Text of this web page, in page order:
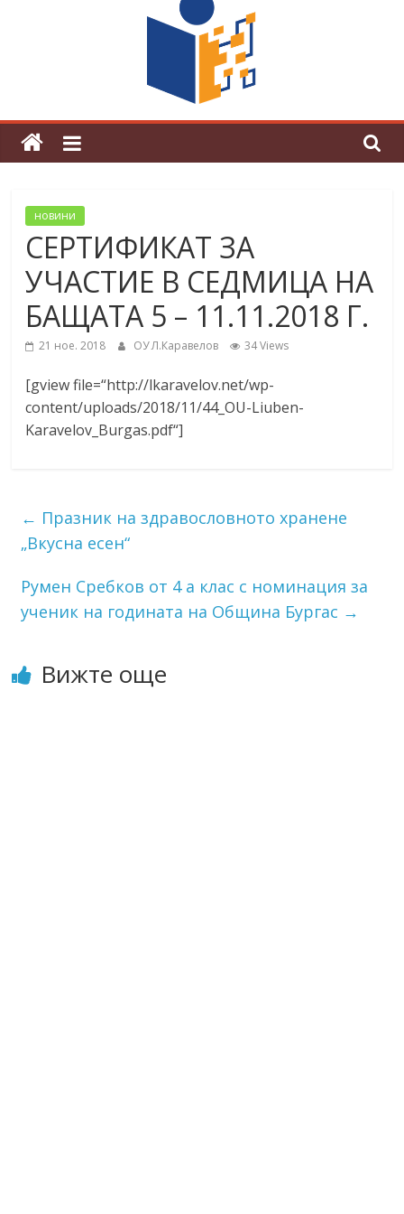
поредна награда от конкурс на
център за развитие на човешките
ресурси (ЦРЧР)
новини
СЕРТИФИКАТ ЗА
УЧАСТИЕ В СЕДМИЦА НА
БАЩАТА 5 – 11.11.2018 Г.
21 ное. 2018 ОУ Л.Каравелов 34 Views
[gview file=“http://lkaravelov.net/wp-
content/uploads/2018/11/44_OU-Liuben-
Karavelov_Burgas.pdf“]
← Празник на здравословното хранене
„Вкусна есен“
Румен Сребков от 4 а клас с номинация за
ученик на годината на Община Бургас →
Вижте още